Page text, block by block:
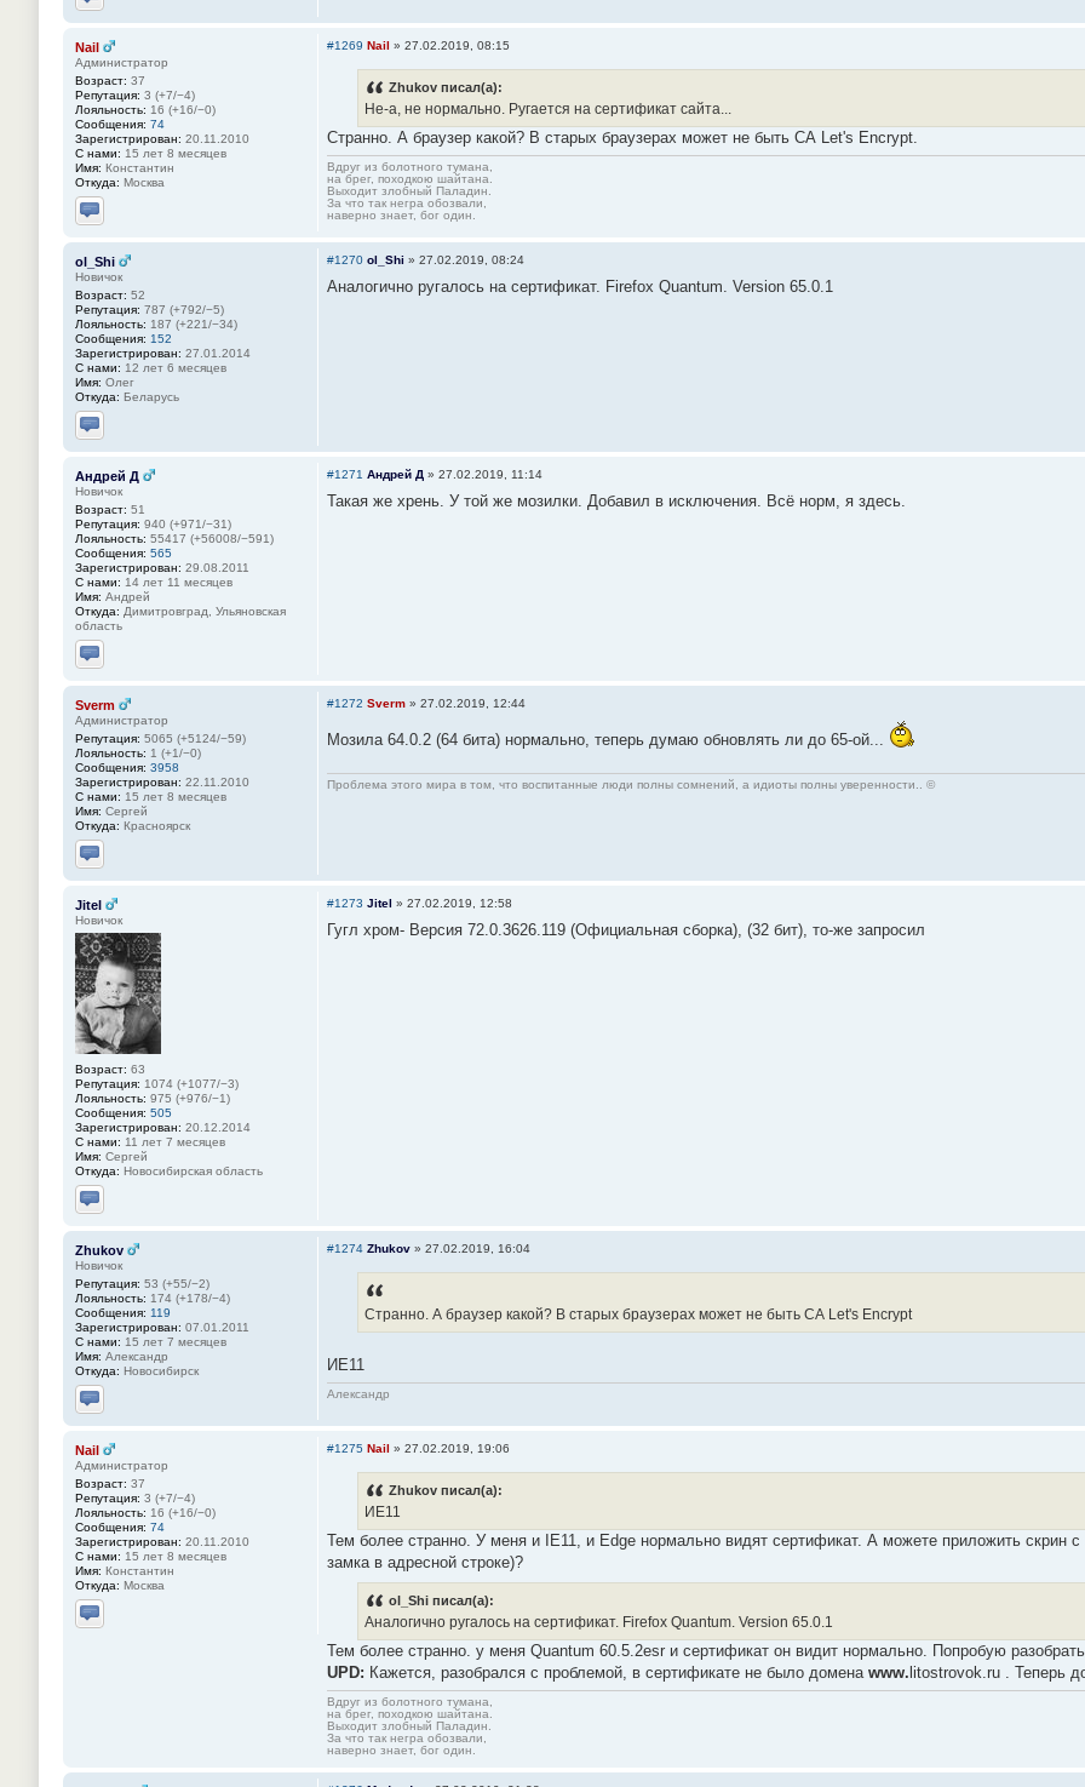
Отправить личное сообщение
Nail
Администратор
Возраст: 37
Репутация: 3 (+7/−4)
Лояльность: 16 (+16/−0)
Сообщения: 74
Зарегистрирован: 20.11.2010
С нами: 15 лет 8 месяцев
Имя: Константин
Откуда: Москва
Отправить личное сообщение
#1269 Nail » 27.02.2019, 08:15
Zhukov писал(а):
Не-а, не нормально. Ругается на сертификат сайта...
Странно. А браузер какой? В старых браузерах может не быть СА Let's Encrypt.
Вдруг из болотного тумана,
на брег, походкою шайтана.
Выходит злобный Паладин.
За что так негра обозвали,
наверно знает, бог один.
ol_Shi
Новичок
Возраст: 52
Репутация: 787 (+792/−5)
Лояльность: 187 (+221/−34)
Сообщения: 152
Зарегистрирован: 27.01.2014
С нами: 12 лет 6 месяцев
Имя: Олег
Откуда: Беларусь
Отправить личное сообщение
#1270 ol_Shi » 27.02.2019, 08:24
Аналогично ругалось на сертификат. Firefox Quantum. Version 65.0.1
Андрей Д
Новичок
Возраст: 51
Репутация: 940 (+971/−31)
Лояльность: 55417 (+56008/−591)
Сообщения: 565
Зарегистрирован: 29.08.2011
С нами: 14 лет 11 месяцев
Имя: Андрей
Откуда: Димитровград, Ульяновская
область
Отправить личное сообщение
#1271 Андрей Д » 27.02.2019, 11:14
Такая же хрень. У той же мозилки. Добавил в исключения. Всё норм, я здесь.
Sverm
Администратор
Репутация: 5065 (+5124/−59)
Лояльность: 1 (+1/−0)
Сообщения: 3958
Зарегистрирован: 22.11.2010
С нами: 15 лет 8 месяцев
Имя: Сергей
Откуда: Красноярск
Отправить личное сообщение
#1272 Sverm » 27.02.2019, 12:44
Мозила 64.0.2 (64 бита) нормально, теперь думаю обновлять ли до 65-ой...
Проблема этого мира в том, что воспитанные люди полны сомнений, а идиоты полны уверенности.. ©
Jitel
Новичок
Возраст: 63
Репутация: 1074 (+1077/−3)
Лояльность: 975 (+976/−1)
Сообщения: 505
Зарегистрирован: 20.12.2014
С нами: 11 лет 7 месяцев
Имя: Сергей
Откуда: Новосибирская область
Отправить личное сообщение
#1273 Jitel » 27.02.2019, 12:58
Гугл хром- Версия 72.0.3626.119 (Официальная сборка), (32 бит), то-же запросил
Zhukov
Новичок
Репутация: 53 (+55/−2)
Лояльность: 174 (+178/−4)
Сообщения: 119
Зарегистрирован: 07.01.2011
С нами: 15 лет 7 месяцев
Имя: Александр
Откуда: Новосибирск
Отправить личное сообщение
#1274 Zhukov » 27.02.2019, 16:04
Странно. А браузер какой? В старых браузерах может не быть СА Let's Encrypt
ИЕ11
Александр
Nail
Администратор
Возраст: 37
Репутация: 3 (+7/−4)
Лояльность: 16 (+16/−0)
Сообщения: 74
Зарегистрирован: 20.11.2010
С нами: 15 лет 8 месяцев
Имя: Константин
Откуда: Москва
Отправить личное сообщение
#1275 Nail » 27.02.2019, 19:06
Zhukov писал(а):
ИЕ11
Тем более странно. У меня и IE11, и Edge нормально видят сертификат. А можете приложить скрин
замка в адресной строке)?
ol_Shi писал(а):
Аналогично ругалось на сертификат. Firefox Quantum. Version 65.0.1
Тем более странно. у меня Quantum 60.5.2esr и сертификат он видит нормально. Попробую
UPD: Кажется, разобрался с проблемой, в сертификате не было домена www.litostrovok.ru . Теперь
Вдруг из болотного тумана,
на брег, походкою шайтана.
Выходит злобный Паладин.
За что так негра обозвали,
наверно знает, бог один.